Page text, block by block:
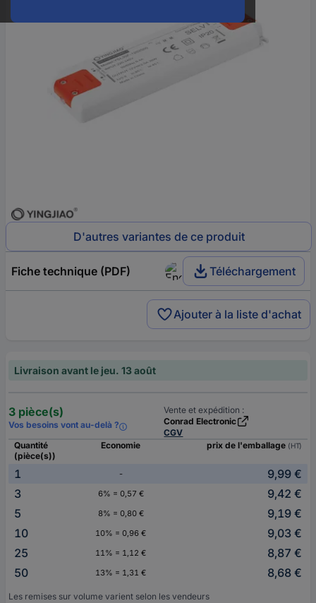
D'autres variantes de ce produit
Fiche technique (PDF) Téléchargement
Ajouter à la liste d'achat
Livraison avant le jeu. 13 août
3 pièce(s)
Vos besoins vont au-delà ?
Vente et expédition :
Conrad Electronic
CGV
Quantité
(pièce(s))
Economie prix de l'emballage (HT)
1 -
9,99 €
3
6% = 0,57 €
9,42 €
5
8% = 0,80 €
9,19 €
10
10% = 0,96 €
9,03 €
25
11% = 1,12 €
8,87 €
50
13% = 1,31 € 8,68 €
Les remises sur volume varient selon les vendeurs